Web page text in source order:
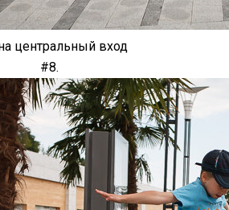
центральный вход
#8.